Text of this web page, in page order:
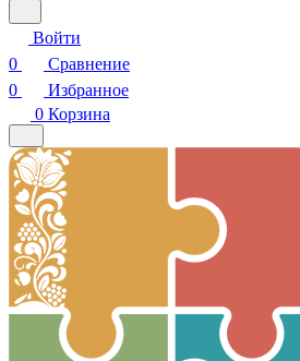
Войти
0
Сравнение
0
Избранное
0 Корзина